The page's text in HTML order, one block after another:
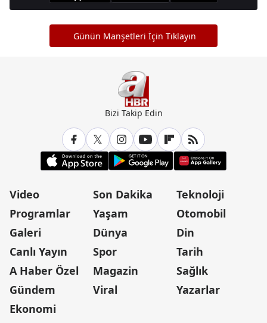
Günün Manşetleri İçin Tıklayın
Bizi Takip Edin
Video
Programlar
Galeri
Canlı Yayın
A Haber Özel
Gündem
Ekonomi
Son Dakika
Yaşam
Dünya
Spor
Magazin
Viral
Teknoloji
Otomobil
Din
Tarih
Sağlık
Yazarlar